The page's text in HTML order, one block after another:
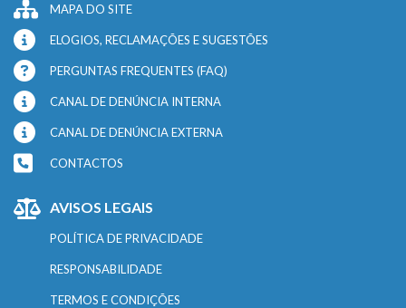
MAPA DO SITE
ELOGIOS, RECLAMAÇÕES E SUGESTÕES
PERGUNTAS FREQUENTES (FAQ)
CANAL DE DENÚNCIA INTERNA
CANAL DE DENÚNCIA EXTERNA
CONTACTOS
AVISOS LEGAIS
POLÍTICA DE PRIVACIDADE
RESPONSABILIDADE
TERMOS E CONDIÇÕES